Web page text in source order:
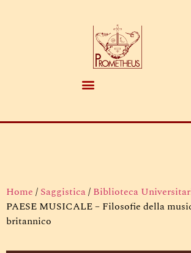
Home / Saggistica/ Biblioteca
PAESE MUSICALE – Filosofie della
britannico